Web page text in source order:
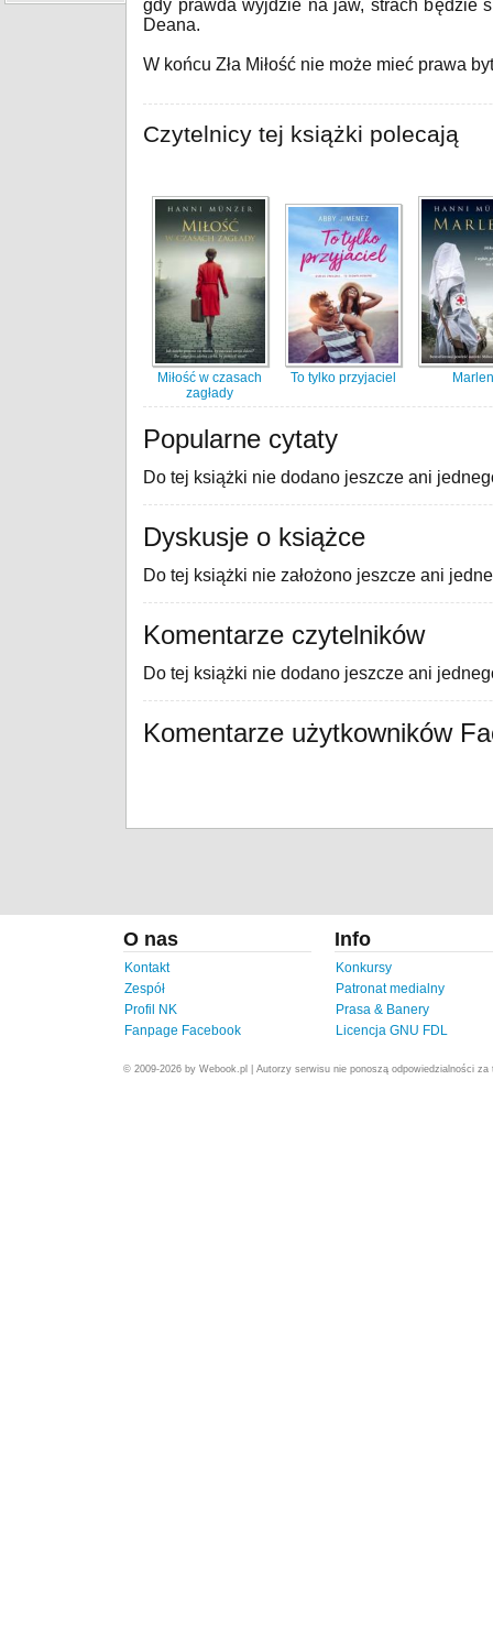
gdy prawda wyjdzie na jaw, strach będzie
Deana.
W końcu Zła Miłość nie może mieć prawa
Czytelnicy tej książki polecają
Miłość w czasach
zagłady
To tylko przyjaciel
Popularne cytaty
Do tej książki nie dodano jeszcze ani
Dyskusje o książce
Do tej książki nie założono jeszcze ani
Komentarze czytelników
Do tej książki nie dodano jeszcze ani
Komentarze użytkowników
O nas
Kontakt
Zespół
Profil NK
Fanpage Facebook
Info
Konkursy
Patronat medialny
Prasa & Banery
Licencja GNU FDL
© 2009-2026 by Webook.pl | Autorzy serwisu nie ponoszą odpowiedzialności